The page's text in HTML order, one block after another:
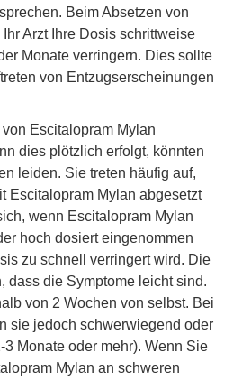
Beim Absetzen von
Arzt Ihre Dosis schrittweise
Monate verringern. Dies sollte
von Entzugserscheinungen
Escitalopram Mylan
dies plötzlich erfolgt, könnten
leiden. Sie treten häufig auf,
Escitalopram Mylan abgesetzt
wenn Escitalopram Mylan
hoch dosiert eingenommen
zu schnell verringert wird. Die
dass die Symptome leicht sind.
von 2 Wochen von selbst. Bei
sie jedoch schwerwiegend oder
3 Monate oder mehr). Wenn Sie
Mylan an schweren